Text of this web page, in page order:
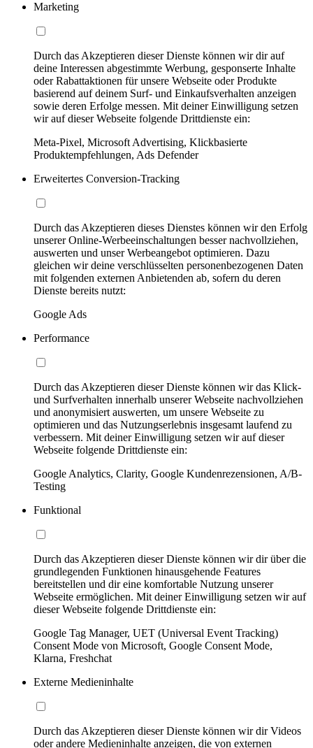
Marketing
Durch das Akzeptieren dieser Dienste können wir dir auf
deine Interessen abgestimmte Werbung, gesponserte Inhalte
oder Rabattaktionen für unsere Webseite oder Produkte
basierend auf deinem Surf- und Einkaufsverhalten anzeigen
sowie deren Erfolge messen. Mit deiner Einwilligung setzen
wir auf dieser Webseite folgende Drittdienste ein:
Meta-Pixel, Microsoft Advertising, Klickbasierte
Produktempfehlungen, Ads Defender
Erweitertes Conversion-Tracking
Durch das Akzeptieren dieses Dienstes können wir den Erfolg
unserer Online-Werbeeinschaltungen besser nachvollziehen,
auswerten und unser Werbeangebot optimieren. Dazu
gleichen wir deine verschlüsselten personenbezogenen Daten
mit folgenden externen Anbietenden ab, sofern du deren
Dienste bereits nutzt:
Google Ads
Performance
Durch das Akzeptieren dieser Dienste können wir das Klick-
und Surfverhalten innerhalb unserer Webseite nachvollziehen
und anonymisiert auswerten, um unsere Webseite zu
optimieren und das Nutzungserlebnis insgesamt laufend zu
verbessern. Mit deiner Einwilligung setzen wir auf dieser
Webseite folgende Drittdienste ein:
Google Analytics, Clarity, Google Kundenrezensionen, A/B-
Testing
Funktional
Durch das Akzeptieren dieser Dienste können wir dir über die
grundlegenden Funktionen hinausgehende Features
bereitstellen und dir eine komfortable Nutzung unserer
Webseite ermöglichen. Mit deiner Einwilligung setzen wir auf
dieser Webseite folgende Drittdienste ein:
Google Tag Manager, UET (Universal Event Tracking)
Consent Mode von Microsoft, Google Consent Mode,
Klarna, Freshchat
Externe Medieninhalte
Durch das Akzeptieren dieser Dienste können wir dir Videos
oder andere Medieninhalte anzeigen, die von externen